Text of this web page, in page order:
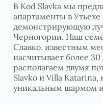
В Kod Slavka мы
апартаменты в
демонстрирующую
Черногории. Наш
Славко, известным
насчитывает более
располагаем двумя
Slavko и Villa Katarina,
уникальным шармом